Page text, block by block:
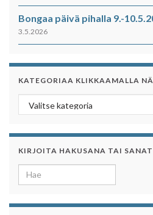
Bongaa päivä pihalla 9.-
3.5.2026
KATEGORIAA KLIKKAAMALLA
Kategoriaa klikkaamalla näet
KIRJOITA HAKUSANA TAI SANAT
Search for: